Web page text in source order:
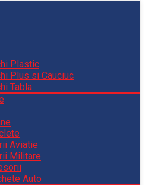
Plastic
Plus si Cauciuc
Tabla
Aviatie
Militare
Auto